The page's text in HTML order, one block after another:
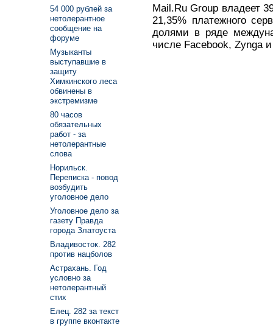
Mail.Ru Group владеет
21,35% платежного
долями в ряде
числе Facebook, Zynga
54 000 рублей за
нетолерантное
сообщение на
форуме
Музыканты
выступавшие в
защиту
Химкинского леса
обвинены в
экстремизме
80 часов
обязательных
работ - за
нетолерантные
слова
Норильск.
Переписка - повод
возбудить
уголовное дело
Уголовное дело за
газету Правда
города Златоуста
Владивосток. 282
против нацболов
Астрахань. Год
условно за
нетолерантный
стих
Елец. 282 за текст
в группе вконтакте